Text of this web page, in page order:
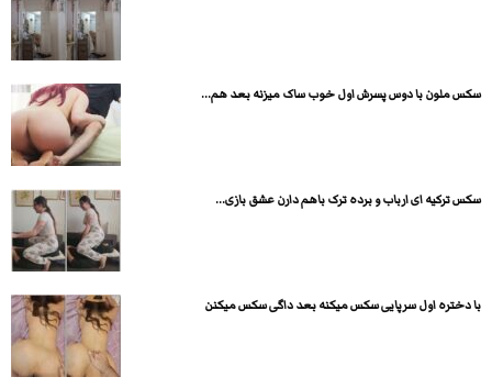
سکس ملون با دوس پسرش اول خوب ساک میزنه بعد هم...
سکس ترکیه ای ارباب و برده ترک باهم دارن عشق بازی...
با دختره اول سرپایی سکس میکنه بعد داگی سکس میکنن